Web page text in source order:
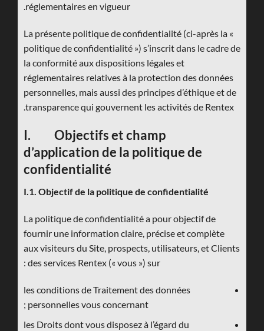
réglementaires en vigueur.
La présente politique de confidentialité (ci-après la «
politique de confidentialité ») s’inscrit dans le cadre de
la conformité aux dispositions légales et
réglementaires relatives à la protection des données
personnelles, mais aussi des principes d’éthique et de
transparence qui gouvernent les activités de Rentex.
I. Objectifs et champ
d’application de la politique de
confidentialité
I.1. Objectif de la politique de confidentialité
La politique de confidentialité a pour objectif de
fournir une information claire, précise et complète
aux visiteurs du Site, prospects, utilisateurs, et Clients
des services Rentex (« vous ») sur :
les conditions de Traitement des données
personnelles vous concernant ;
les Droits dont vous disposez à l’égard du